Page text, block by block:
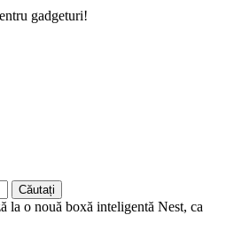
gadgeturi!
la o nouă boxă inteligentă Nest, ca